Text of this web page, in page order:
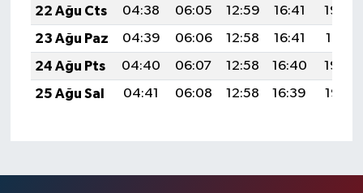
22 Ağu Cts
04:38 06:05 12:59 16:41
19:42
23 Ağu Paz
04:39 06:06 12:58 16:41
19:41
24 Ağu Pts
04:40 06:07 12:58 16:40
19:39
25 Ağu Sal
04:41 06:08 12:58 16:39 19:38